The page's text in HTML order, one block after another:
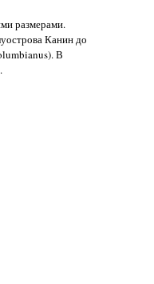
размерами.
Канин до
В